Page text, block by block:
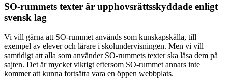
SO-rummets texter är upphovsrättsskyddade enligt
svensk lag
Vi vill gärna att SO-rummet används som kunskapskälla, till
exempel av elever och lärare i skolundervisningen. Men vi vill
samtidigt att alla som använder SO-rummets texter ska läsa dem på
sajten. Det är mycket viktigt eftersom SO-rummet annars inte
kommer att kunna fortsätta vara en öppen webbplats.